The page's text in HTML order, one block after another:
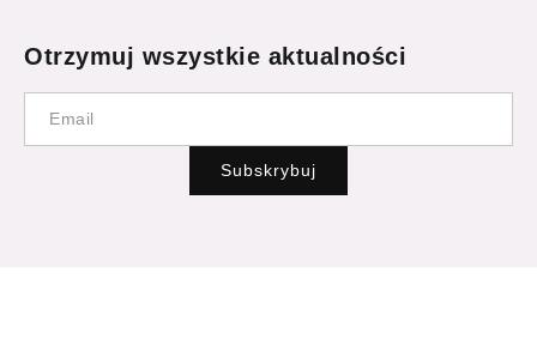
Otrzymuj wszystkie aktualności
Subskrybuj